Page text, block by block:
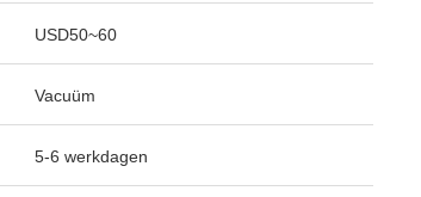
USD50~60
Vacuüm
5-6 werkdagen